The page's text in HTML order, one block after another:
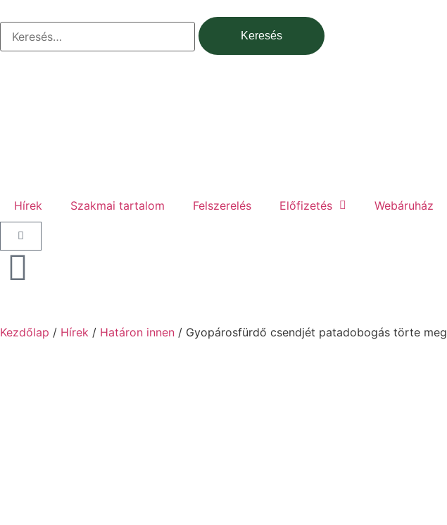
Hírek Szakmai tartalom Felszerelés Előfizetés Webáruház
Kezdőlap / Hírek / Határon innen / Gyopárosfürdő csendjét patadobogás törte meg